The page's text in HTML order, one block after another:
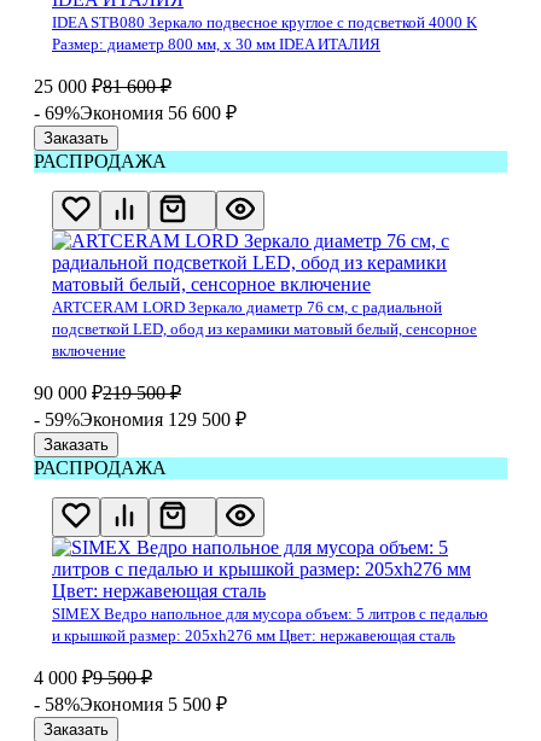
IDEA STB080 Зеркало подвесное круглое с подсветкой 4000 K
Размер: диаметр 800 мм, х 30 мм IDEA ИТАЛИЯ
25 000 ₽81 600 ₽
- 69%Экономия 56 600 ₽
Заказать
РАСПРОДАЖА
ARTCERAM LORD Зеркало диаметр 76 см, с радиальной
подсветкой LED, обод из керамики матовый белый, сенсорное
включение
90 000 ₽219 500 ₽
- 59%Экономия 129 500 ₽
Заказать
РАСПРОДАЖА
SIMEX Ведро напольное для мусора объем: 5 литров с педалью
и крышкой размер: 205хh276 мм Цвет: нержавеющая сталь
4 000 ₽9 500 ₽
- 58%Экономия 5 500 ₽
Заказать